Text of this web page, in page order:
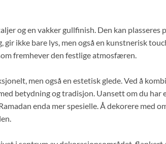
og en vakker gullfinish. Den kan plasseres
ikke bare lys, men også en kunstnerisk
fremhever den festlige atmosfæren.
men også en estetisk glede. Ved å
betydning og tradisjon. Uansett om du
enda mer spesielle. Å dekorere med